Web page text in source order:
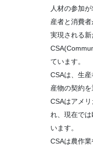
人材の参加
産者と消費
実現される新
ています。
CSAは、生
産物の契約を
CSAはアメ
れ、現在で
います。
CSAは農作